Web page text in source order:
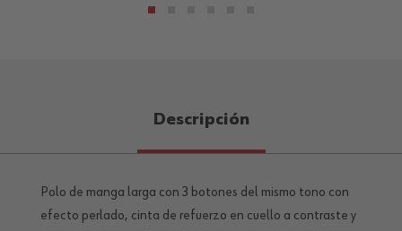
Descripción
Polo de manga larga con 3 botones del mismo tono con
efecto perlado, cinta de refuerzo en cuello a contraste y